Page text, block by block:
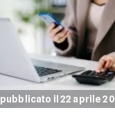
pubblicato il 22 aprile